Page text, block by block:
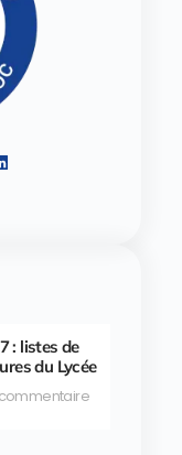
: listes de
du Lycée